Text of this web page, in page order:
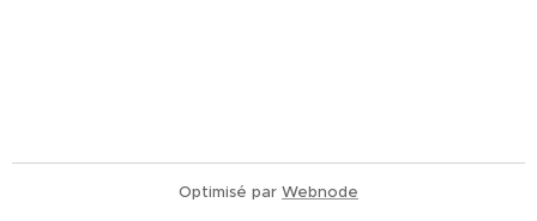
Optimisé par Webnode